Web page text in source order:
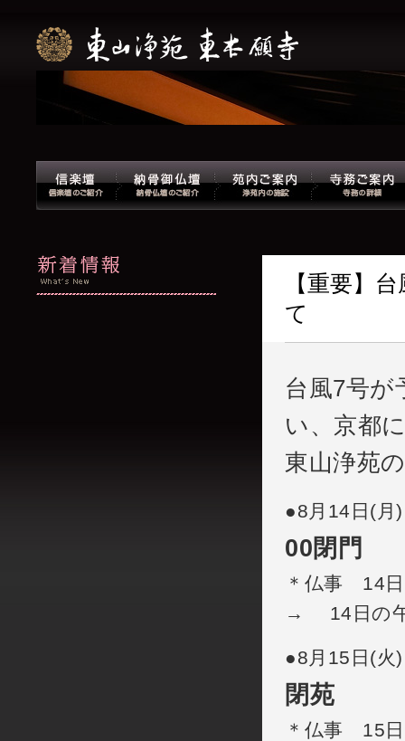
【重要】
て
台風7号が
い、京都
東山浄苑
●8月14日(
00閉門
＊仏事 14
→ 14日の午
●8月15日(
閉苑
＊仏事 15